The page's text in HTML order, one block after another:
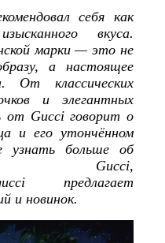
себя как
вкуса.
марки — это не
а настоящее
От классических
и элегантных
Gucci говорит о
и его утончённом
узнать больше об
Gucci,
gucci предлагает
и новинок.